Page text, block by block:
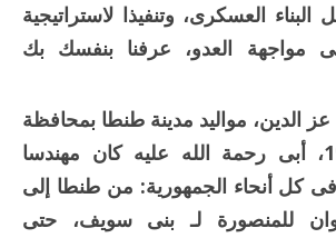
البناء العسكرى، وتنفيذا لاستراتيجية
مواجهة العدو، عرفنا بنفسك بك
مواليد مدينة طنطا بمحافظة
عام 1946، أبى رحمة الله عليه كان مهندسا
فى كل أنحاء الجمهورية: من طنطا إلى
للمنصورة لـ بنى سويف، حتى